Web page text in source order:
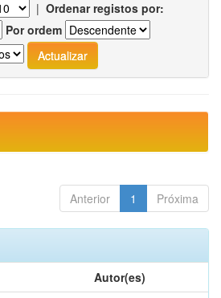
| Ordenar registos por:
Por ordem
Anterior 1 Próxima
Autor(es)